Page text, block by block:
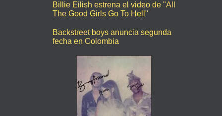
Billie Eilish estrena el video de "All
The Good Girls Go To Hell"
Backstreet boys anuncia segunda
fecha en Colombia